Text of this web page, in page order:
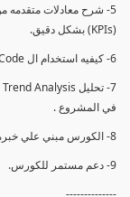
(KPIs) بشكل دقيق.
6- كيفيه استخدام ال Activity Code لعرض تقدم المشروع بأكثر من طريقه .
في المشروع .
8- الكورس مبني علي خبره عمليه .
9- دعم مستمر للكورس.
--------------